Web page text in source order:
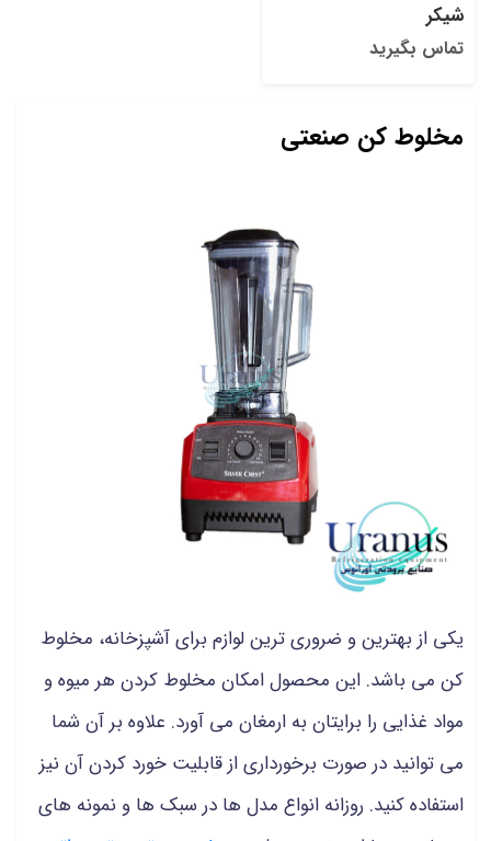
شیکر
تماس بگیرید
مخلوط کن صنعتی
یکی از بهترین و ضروری ترین لوازم برای آشپزخانه، مخلوط
کن می باشد. این محصول امکان مخلوط کردن هر میوه و
مواد غذایی را برایتان به ارمغان می آورد. علاوه بر آن شما
می توانید در صورت برخورداری از قابلیت خورد کردن آن نیز
استفاده کنید. روزانه انواع مدل ها در سبک ها و نمونه های